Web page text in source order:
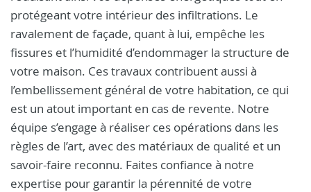
protégeant votre intérieur des infiltrations. Le
ravalement de façade, quant à lui, empêche les
fissures et l’humidité d’endommager la structure de
votre maison. Ces travaux contribuent aussi à
l’embellissement général de votre habitation, ce qui
est un atout important en cas de revente. Notre
équipe s’engage à réaliser ces opérations dans les
règles de l’art, avec des matériaux de qualité et un
savoir-faire reconnu. Faites confiance à notre
expertise pour garantir la pérennité de votre